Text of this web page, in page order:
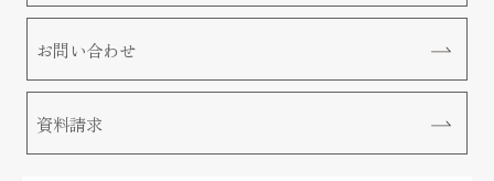
お問い合わせ
資料請求